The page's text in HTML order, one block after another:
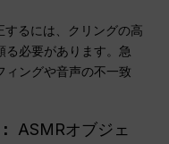
するには、クリングの高
る必要があります。急
ィングや音声の不一致
ASMRオブジェ